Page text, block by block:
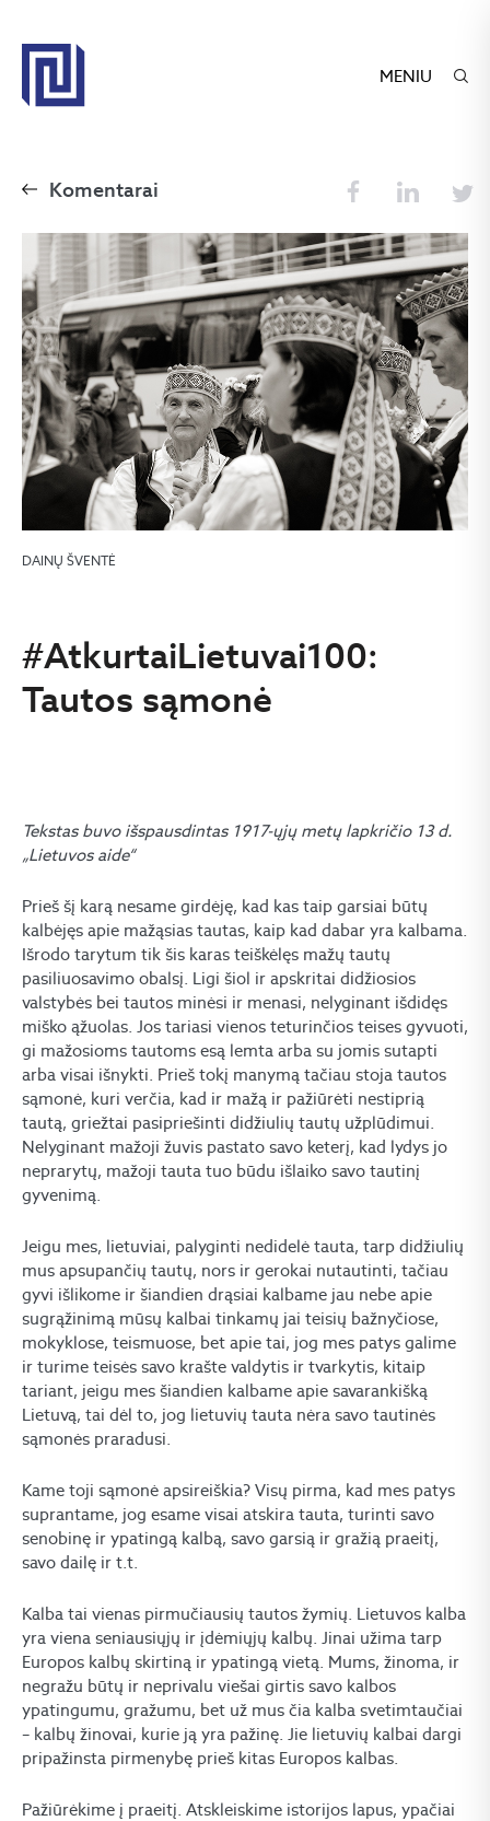
MENIU
Komentarai
DAINŲ ŠVENTĖ
#AtkurtaiLietuvai100:
Tautos sąmonė
Tekstas buvo išspausdintas 1917-ųjų metų lapkričio 13 d.
„Lietuvos aide“
Prieš šį karą nesame girdėję, kad kas taip garsiai būtų
kalbėjęs apie mažąsias tautas, kaip kad dabar yra kalbama.
Išrodo tarytum tik šis karas teiškėlęs mažų tautų
pasiliuosavimo obalsį. Ligi šiol ir apskritai didžiosios
valstybės bei tautos minėsi ir menasi, nelyginant išdidęs
miško ąžuolas. Jos tariasi vienos teturinčios teises gyvuoti,
gi mažosioms tautoms esą lemta arba su jomis sutapti
arba visai išnykti. Prieš tokį manymą tačiau stoja tautos
sąmonė, kuri verčia, kad ir mažą ir pažiūrėti nestiprią
tautą, griežtai pasipriešinti didžiulių tautų užplūdimui.
Nelyginant mažoji žuvis pastato savo keterį, kad lydys jo
neprarytų, mažoji tauta tuo būdu išlaiko savo tautinį
gyvenimą.
Jeigu mes, lietuviai, palyginti nedidelė tauta, tarp didžiulių
mus apsupančių tautų, nors ir gerokai nutautinti, tačiau
gyvi išlikome ir šiandien drąsiai kalbame jau nebe apie
sugrąžinimą mūsų kalbai tinkamų jai teisių bažnyčiose,
mokyklose, teismuose, bet apie tai, jog mes patys galime
ir turime teisės savo krašte valdytis ir tvarkytis, kitaip
tariant, jeigu mes šiandien kalbame apie savarankišką
Lietuvą, tai dėl to, jog lietuvių tauta nėra savo tautinės
sąmonės praradusi.
Kame toji sąmonė apsireiškia? Visų pirma, kad mes patys
suprantame, jog esame visai atskira tauta, turinti savo
senobinę ir ypatingą kalbą, savo garsią ir gražią praeitį,
savo dailę ir t.t.
Kalba tai vienas pirmučiausių tautos žymių. Lietuvos kalba
yra viena seniausiųjų ir įdėmiųjų kalbų. Jinai užima tarp
Europos kalbų skirtiną ir ypatingą vietą. Mums, žinoma, ir
negražu būtų ir neprivalu viešai girtis savo kalbos
ypatingumu, gražumu, bet už mus čia kalba svetimtaučiai
– kalbų žinovai, kurie ją yra pažinę. Jie lietuvių kalbai dargi
pripažinsta pirmenybę prieš kitas Europos kalbas.
Pažiūrėkime į praeitį. Atskleiskime istorijos lapus, ypačiai